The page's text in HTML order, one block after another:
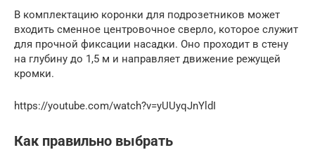
В комплектацию коронки для подрозетников может
входить сменное центровочное сверло, которое служит
для прочной фиксации насадки. Оно проходит в стену
на глубину до 1,5 м и направляет движение режущей
кромки.
https://youtube.com/watch?v=yUUyqJnYldI
Как правильно выбрать